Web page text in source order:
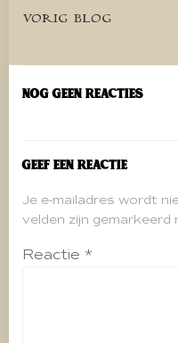
Bericht
navigatie
VORIG BLOG
Nog geen reacties
Geef een reactie
Je e-mailadres wordt
velden zijn gemarkeerd
Reactie *